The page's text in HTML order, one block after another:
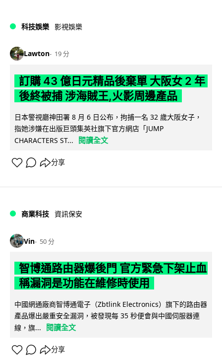
科技娛樂 影視娛樂
Lawton 19 分
訂購 43 億日元精品後棄單 大阪女 2 年
後終被捕 涉海賊王,火影周邊產品
日本警視廳神田署 8 月 6 日公布，拘捕一名 32 歲大阪女子，
指她涉嫌在出版巨頭集英社旗下官方網店「JUMP
CHARACTERS ST...
閱讀全文
分享
商業科技 資訊保安
Vin 50 分
智博通路由器爆後門 官方緊急下架止血
稱漏洞是功能在維修時使用
中國網通廠商智博通電子（Zbtlink Electronics）旗下的路由器
產品爆出嚴重安全漏洞，被發現每 35 秒便會與中國伺服器連
線，旗...
閱讀全文
分享